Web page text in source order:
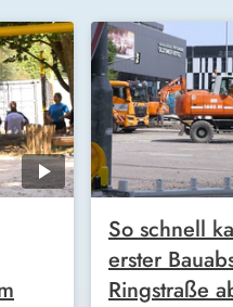
So schnell
erster
Ringstraße